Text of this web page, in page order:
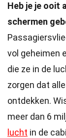
Heb je je ooit
schermen
vol geheimen
die ze in de
zorgen dat
ontdekken.
meer dan 6
lucht in de